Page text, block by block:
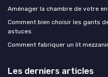
Aménager la chambre de votre
Comment bien choisir les gants
astuces
Comment fabriquer un lit
Les derniers articles